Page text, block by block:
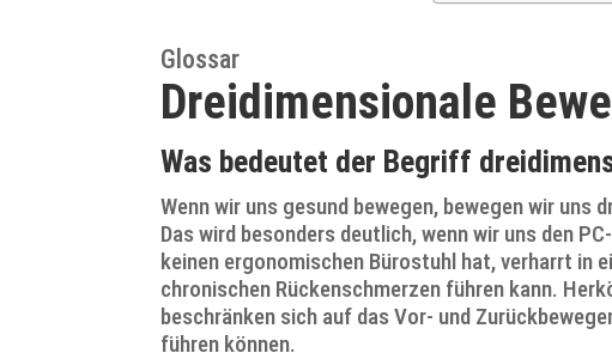
Glossar
Dreidimensionale
Was bedeutet der Begriff
Wenn wir uns gesund bewegen, bewegen wir
Das wird besonders deutlich, wenn wir uns den
keinen ergonomischen Bürostuhl hat, verharrt in
chronischen Rückenschmerzen führen kann.
beschränken sich auf das Vor- und
führen können.